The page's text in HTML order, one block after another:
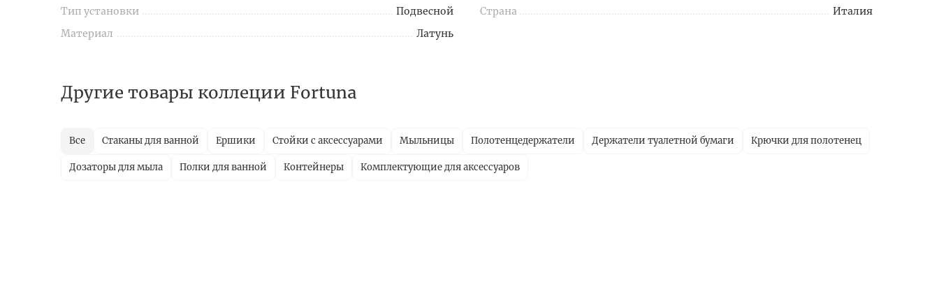
Тип установки
Подвесной
Материал
Латунь
Страна
Италия
Другие товары коллеции Fortuna
Все Стаканы для ванной Ершики Стойки с аксессуарами Мыльницы Полотенцедержатели Держатели туалетной бумаги Крючки для полотенец
Дозаторы для мыла Полки для ванной Контейнеры Комплектующие для аксессуаров